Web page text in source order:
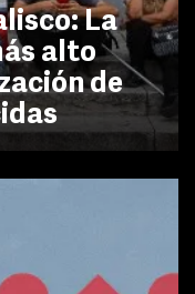
La
alto
de